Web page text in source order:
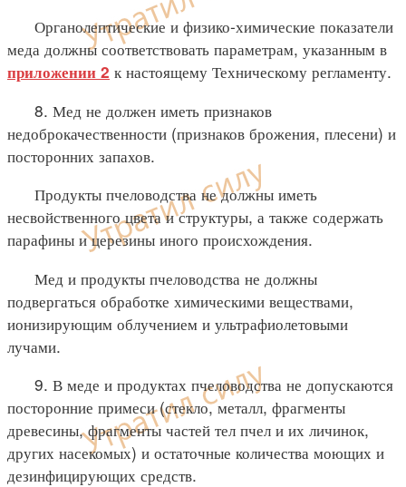
Органолептические и физико-химические показатели
меда должны соответствовать параметрам, указанным в
приложении 2 к настоящему Техническому регламенту.
8. Мед не должен иметь признаков
недоброкачественности (признаков брожения, плесени) и
посторонних запахов.
Продукты пчеловодства не должны иметь
несвойственного цвета и структуры, а также содержать
парафины и церезины иного происхождения.
Мед и продукты пчеловодства не должны
подвергаться обработке химическими веществами,
ионизирующим облучением и ультрафиолетовыми
лучами.
9. В меде и продуктах пчеловодства не допускаются
посторонние примеси (стекло, металл, фрагменты
древесины, фрагменты частей тел пчел и их личинок,
других насекомых) и остаточные количества моющих и
дезинфицирующих средств.